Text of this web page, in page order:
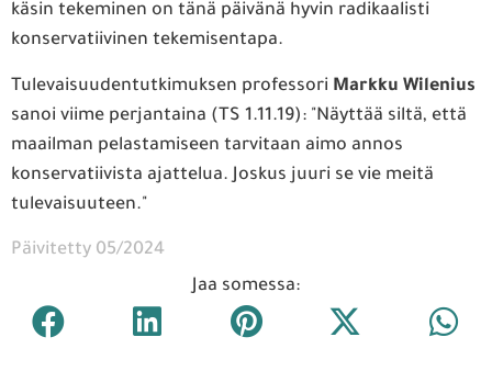
käsin tekeminen on tänä päivänä hyvin radikaalisti
konservatiivinen tekemisentapa.
Tulevaisuudentutkimuksen professori Markku Wilenius
sanoi viime perjantaina (TS 1.11.19): "Näyttää siltä, että
maailman pelastamiseen tarvitaan aimo annos
konservatiivista ajattelua. Joskus juuri se vie meitä
tulevaisuuteen."
Päivitetty 05/2024
Jaa somessa: